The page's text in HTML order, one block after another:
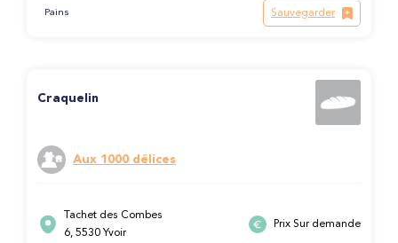
Pains Sauvegarder
Craquelin
Aux 1000 délices
Tachet des Combes
6, 5530 Yvoir
Prix Sur demande